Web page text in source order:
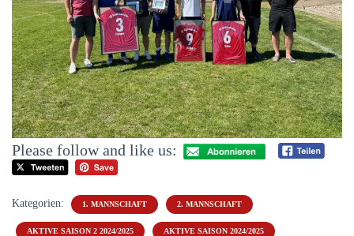
Please follow and like us:
Kategorien: 1. MANNSCHAFT 2. MANNSCHAFT
AKTIVE SAISON 2 2024/2025 AKTIVE SAISON 2024/2025